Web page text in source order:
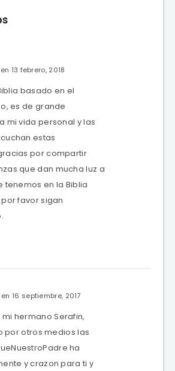
en 13 febrero, 2018
basado en el
es de grande
mi vida personal y las
estas
por compartir
que dan mucha luz a
tenemos en la Biblia
favor sigan
en 16 septiembre, 2017
hermano Serafin,
por otros medios las
ha
y crazon para ti y